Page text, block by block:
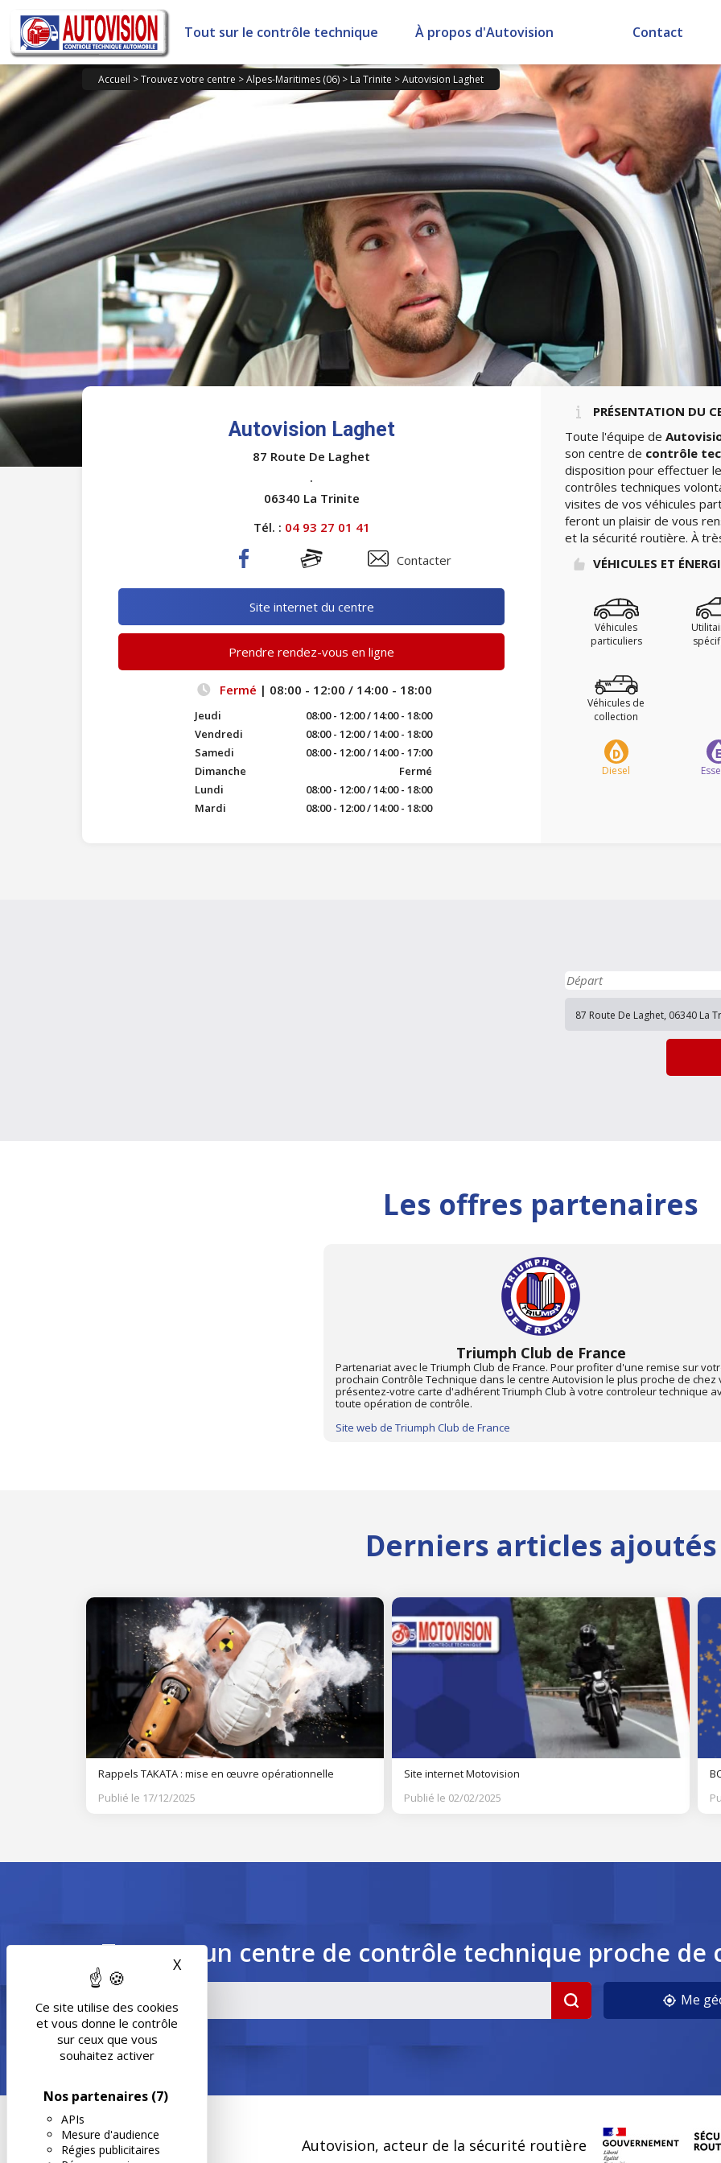
Panneau de gestion des cookies
Ce site utilise des cookies
et vous donne le contrôle
sur ceux que vous
souhaitez activer
Nos partenaires (7)
APIs
Mesure d'audience
Régies publicitaires
X Masquer le bandeau des cookies
Tout sur le contrôle technique À propos d'Autovision Contact
Accueil >Trouvez votre centre >Alpes-Maritimes (06) > La Trinite >Autovision Laghet
Autovision Laghet
87 Route De Laghet
.
06340 La Trinite
Tél. : 04 93 27 01 41
Contacter
Site internet du centre
Prendre rendez-vous en ligne
Fermé | 08:00 - 12:00 / 14:00 - 18:00
Jeudi
08:00 - 12:00 / 14:00 - 18:00
Vendredi
08:00 - 12:00 / 14:00 - 18:00
Samedi
08:00 - 12:00 / 14:00 - 17:00
Dimanche
Fermé
Lundi
08:00 - 12:00 / 14:00 - 18:00
Mardi
08:00 - 12:00 / 14:00 - 18:00
PRÉSENTATION DU
Toute l'équipe de
son centre de contrôle
disposition pour effectuer
contrôles techniques
visites de vos véhicules
feront un plaisir de vous
et la sécurité routière. À
VÉHICULES ET
Véhicules
particuliers
Véhicules de
collection
Diesel
Les offres partenaires
Triumph Club de France
Partenariat avec le Triumph Club de France. Pour profiter d'une remise sur
prochain Contrôle Technique dans le centre Autovision le plus proche de chez
présentez-votre carte d'adhérent Triumph Club à votre controleur technique
toute opération de contrôle.
Site web de Triumph Club de France
Derniers articles ajoutés
Rappels TAKATA : mise en œuvre opérationnelle
Publié le 17/12/2025
Site internet Motovision
Publié le 02/02/2025
Trouvez un centre de contrôle technique proche de
Me
Autovision, acteur de la sécurité routière